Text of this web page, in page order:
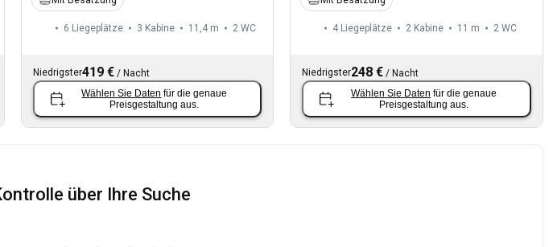
6 Liegeplätze 3 Kabine 11,4 m 2 WC
Niedrigster419 €/ Nacht
Wählen Sie Daten für die genaue
Preisgestaltung aus.
4 Liegeplätze 2 Kabine 11 m 2 WC
Niedrigster248 € / Nacht
Wählen Sie Daten für die genaue
Preisgestaltung aus.
über Ihre Suche